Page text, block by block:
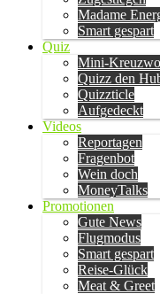
Madame
Smart gespart
Quiz
Mini-
Quizz den
Quizzticle
Aufgedeckt
Videos
Reportagen
Fragenbot
Wein doch
MoneyTalks
Promotionen
Gute News
Flugmodus
Smart gespart
Reise-Glück
Meat & Greet